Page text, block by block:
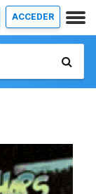
ACCEDER